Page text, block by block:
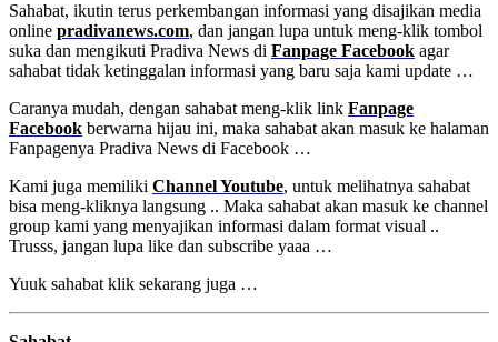
Sahabat, ikutin terus perkembangan informasi yang disajikan media
online pradivanews.com, dan jangan lupa untuk meng-klik tombol
suka dan mengikuti Pradiva News di Fanpage Facebook agar
sahabat tidak ketinggalan informasi yang baru saja kami update …
Caranya mudah, dengan sahabat meng-klik link Fanpage
Facebook berwarna hijau ini, maka sahabat akan masuk ke halaman
Fanpagenya Pradiva News di Facebook …
Kami juga memiliki Channel Youtube, untuk melihatnya sahabat
bisa meng-kliknya langsung .. Maka sahabat akan masuk ke channel
group kami yang menyajikan informasi dalam format visual ..
Trusss, jangan lupa like dan subscribe yaaa …
Yuuk sahabat klik sekarang juga …